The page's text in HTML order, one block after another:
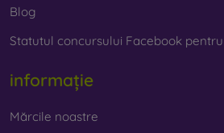
Blog
Statutul concursului Facebook
informație
Mărcile noastre